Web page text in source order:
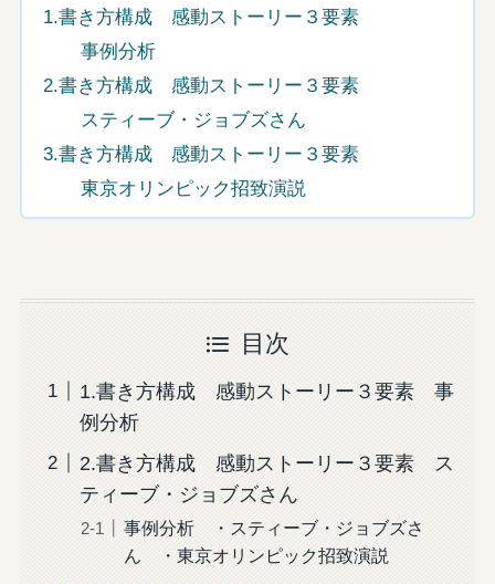
1.書き方構成 感動ストーリー３要素
事例分析
2.書き方構成 感動ストーリー３要素
スティーブ・ジョブズさん
3.書き方構成 感動ストーリー３要素
東京オリンピック招致演説
目次
1.書き方構成 感動ストーリー３要素 事
例分析
2.書き方構成 感動ストーリー３要素 ス
ティーブ・ジョブズさん
事例分析 ・スティーブ・ジョブズさ
ん ・東京オリンピック招致演説